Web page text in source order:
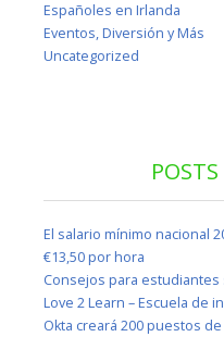
Españoles en Irlanda
Eventos, Diversión y Más
Uncategorized
El salario mínimo nacional
€13,50 por hora
Consejos para
Love 2 Learn – Escuela de
Okta creará 200 puestos